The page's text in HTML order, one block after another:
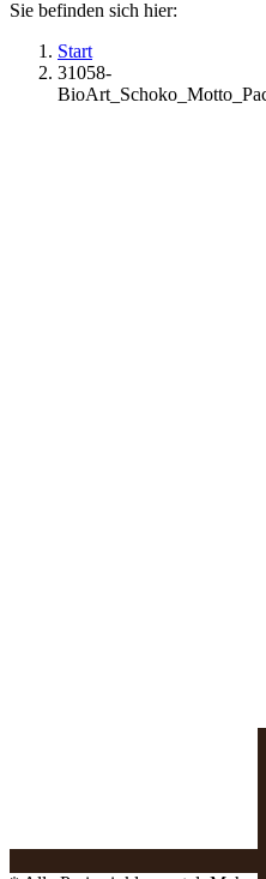
Sie befinden sich hier:
Start
31058-